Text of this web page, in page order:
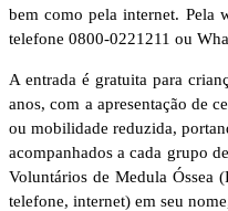
bem como pela internet.
telefone 0800-0221211 ou
A entrada é gratuita para
anos, com a apresentação de
ou mobilidade reduzida,
acompanhados a cada grupo
Voluntários de Medula Óssea
telefone, internet) em seu